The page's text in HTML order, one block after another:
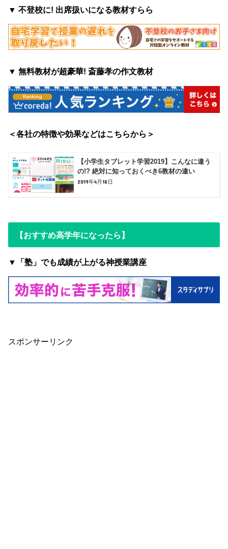
▼ 不登校に! 出席扱いになる教材すらら
▼ 無料教材が超豪華! 斎藤孝の作文教材
＜各社の特徴や効果などはこちらから＞
【小学生タブレット学習2019】こんなに違う
の!? 絶対に知っておくべき6教材の違い
2019年4月18日
【おすすめ高学年になったら】
▼「塾」でも成績が上がる神授業講座
スポンサーリンク